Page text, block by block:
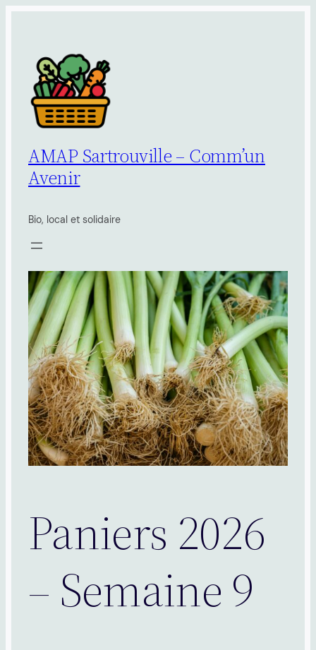
contenu
AMAP Sartrouville – Comm’un
Avenir
Bio, local et solidaire
Paniers 2026
– Semaine 9